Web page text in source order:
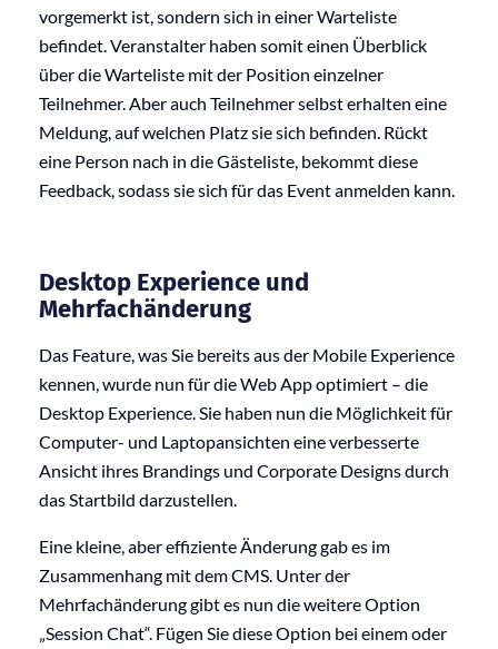
vorgemerkt ist, sondern sich in einer Warteliste
befindet. Veranstalter haben somit einen Überblick
über die Warteliste mit der Position einzelner
Teilnehmer. Aber auch Teilnehmer selbst erhalten eine
Meldung, auf welchen Platz sie sich befinden. Rückt
eine Person nach in die Gästeliste, bekommt diese
Feedback, sodass sie sich für das Event anmelden kann.
Desktop Experience und
Mehrfachänderung
Das Feature, was Sie bereits aus der Mobile Experience
kennen, wurde nun für die Web App optimiert – die
Desktop Experience. Sie haben nun die Möglichkeit für
Computer- und Laptopansichten eine verbesserte
Ansicht ihres Brandings und Corporate Designs durch
das Startbild darzustellen.
Eine kleine, aber effiziente Änderung gab es im
Zusammenhang mit dem CMS. Unter der
Mehrfachänderung gibt es nun die weitere Option
„Session Chat“. Fügen Sie diese Option bei einem oder